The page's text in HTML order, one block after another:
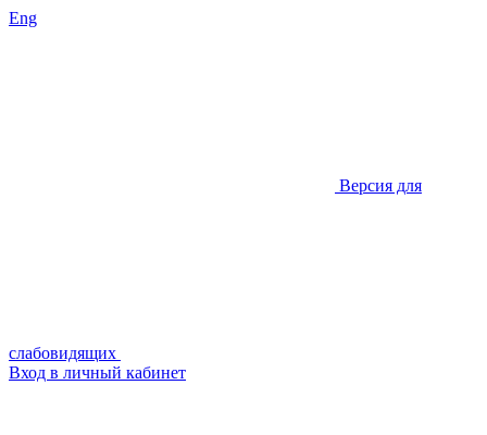
Eng
Версия для
слабовидящих
Вход в личный кабинет